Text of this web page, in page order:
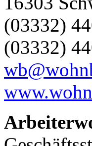
(03332)
(03332)